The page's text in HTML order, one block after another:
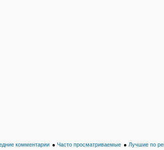
комментарии ● Часто просматриваемые ● Лучшие по